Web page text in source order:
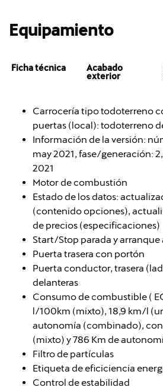
Equipamiento
Ficha técnica
Carrocería tipo todoterreno
puertas (local): todoterreno
Información de la versión:
may 2021, fase/generación:
2021
Motor de combustión
Estado de los datos:
(contenido opciones),
de precios (especificaciones)
Start/Stop parada y
Puerta trasera con portón
Puerta conductor, trasera
delanteras
Consumo de combustible (
l/100km (mixto), 18,9 km/l
autonomía (combinado),
(mixto) y 786 Km de
Filtro de partículas
Etiqueta de eficiciencia
Control de estabilidad
Acabado
exterior